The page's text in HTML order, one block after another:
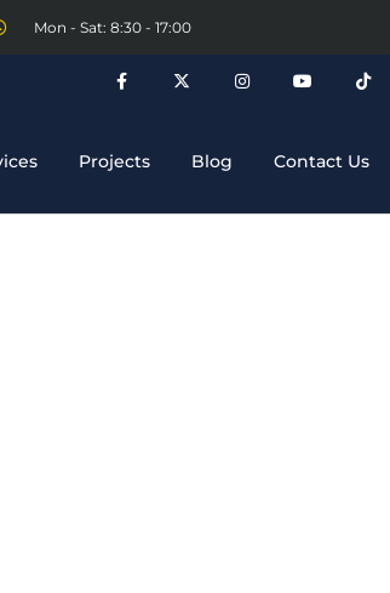
Mon - Sat: 8:30 - 17:00
Projects Blog Contact Us